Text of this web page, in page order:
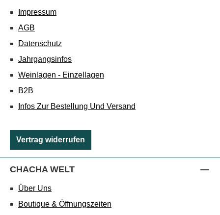
Impressum
AGB
Datenschutz
Jahrgangsinfos
Weinlagen - Einzellagen
B2B
Infos Zur Bestellung Und Versand
Vertrag widerrufen
CHACHA WELT
Über Uns
Boutique & Öffnungszeiten